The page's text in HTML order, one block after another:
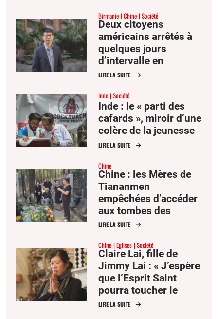
Birmanie Chine Société
Deux citoyens
américains arrêtés à
quelques jours
d’intervalle en
Birmanie et en Chine
LIRE LA SUITE
Inde Société
Inde : le « parti des
cafards », miroir d’une
colère de la jeunesse
LIRE LA SUITE
Chine
Chine : les Mères de
Tiananmen
empêchées d’accéder
aux tombes des
victimes du 4 juin
LIRE LA SUITE
Chine Eglises Société
Claire Lai, fille de
Jimmy Lai : « J’espère
que l’Esprit Saint
pourra toucher le
cœur du président Xi »
LIRE LA SUITE